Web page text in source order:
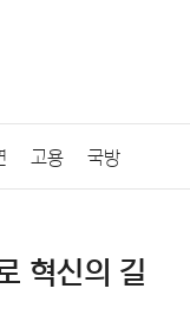
고용 국방
폐 블록체인
혁신의 길